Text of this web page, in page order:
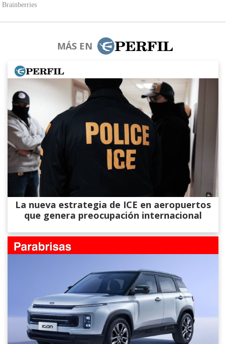
MÁS EN
La nueva estrategia de ICE en aeropuertos
que genera preocupación internacional